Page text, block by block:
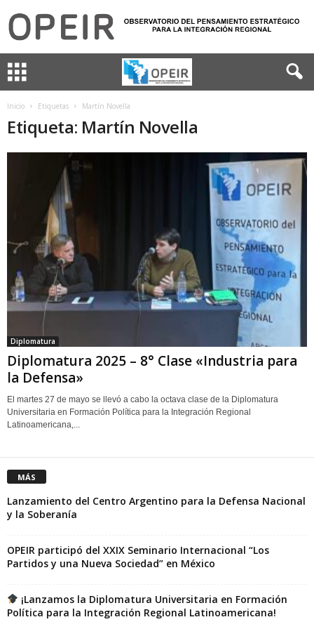
Inicio Etiquetas Martín Novella
Etiqueta: Martín Novella
Diplomatura
Diplomatura 2025 – 8° Clase «Industria para
la Defensa»
El martes 27 de mayo se llevó a cabo la octava clase de la Diplomatura
Universitaria en Formación Política para la Integración Regional
Latinoamericana,...
MÁS
Lanzamiento del Centro Argentino para la Defensa Nacional
y la Soberanía
OPEIR participó del XXIX Seminario Internacional “Los
Partidos y una Nueva Sociedad” en México
¡Lanzamos la Diplomatura Universitaria en Formación
Política para la Integración Regional Latinoamericana!